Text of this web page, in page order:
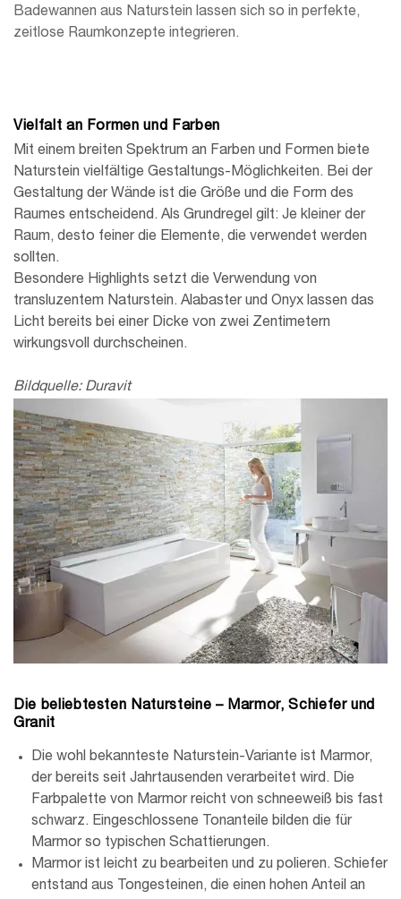
Badewannen aus Naturstein lassen sich so in perfekte,
zeitlose Raumkonzepte integrieren.
Vielfalt an Formen und Farben
Mit einem breiten Spektrum an Farben und Formen biete
Naturstein vielfältige Gestaltungs-Möglichkeiten. Bei der
Gestaltung der Wände ist die Größe und die Form des
Raumes entscheidend. Als Grundregel gilt: Je kleiner der
Raum, desto feiner die Elemente, die verwendet werden
sollten.
Besondere Highlights setzt die Verwendung von
transluzentem Naturstein. Alabaster und Onyx lassen das
Licht bereits bei einer Dicke von zwei Zentimetern
wirkungsvoll durchscheinen.
Bildquelle: Duravit
Die beliebtesten Natursteine – Marmor, Schiefer und
Granit
Die wohl bekannteste Naturstein-Variante ist Marmor,
der bereits seit Jahrtausenden verarbeitet wird. Die
Farbpalette von Marmor reicht von schneeweiß bis fast
schwarz. Eingeschlossene Tonanteile bilden die für
Marmor so typischen Schattierungen.
Marmor ist leicht zu bearbeiten und zu polieren. Schiefer
entstand aus Tongesteinen, die einen hohen Anteil an